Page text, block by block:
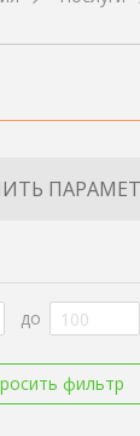
до
фильтр